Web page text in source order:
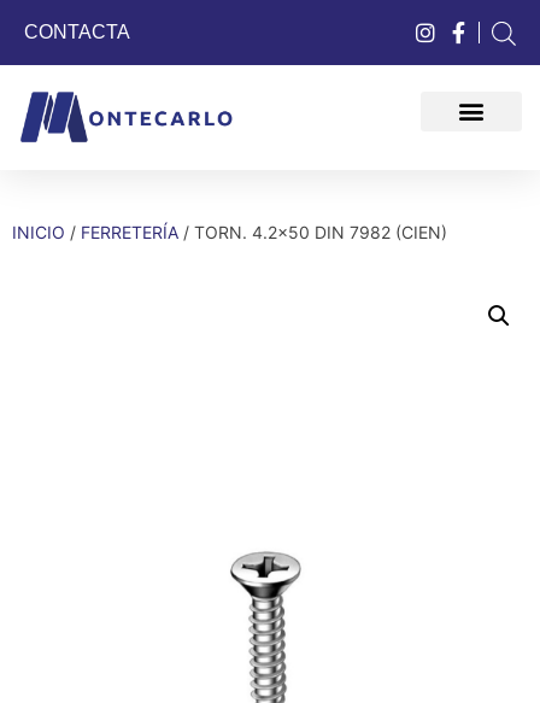
CONTACTA
INICIO / FERRETERÍA / TORN. 4.2×50 DIN 7982 (CIEN)